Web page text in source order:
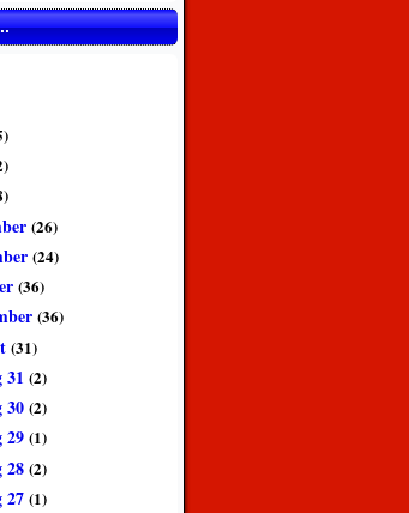
(26)
(24)
(36)
(36)
(31)
31(2)
30(2)
29(1)
28(2)
27(1)